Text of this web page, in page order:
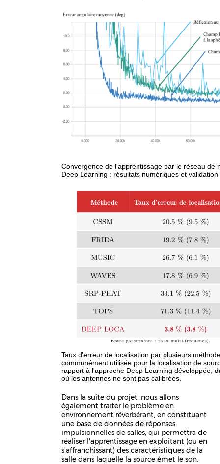
Convergence de l'apprentissage par le réseau de
Deep Learning : résultats numériques et
Taux d'erreur de localisation par plusieurs
communément utilisée pour la localisation de
rapport à l'approche Deep Learning développée,
où les antennes ne sont pas calibrées.
Dans la suite du projet, nous allons
également traiter le problème en
environnement réverbérant, en constituant
une base de données de réponses
impulsionnelles de salles, qui permettra de
réaliser l'apprentissage en exploitant (ou en
s'affranchissant) des caractéristiques de la
salle dans laquelle la source émet le son.